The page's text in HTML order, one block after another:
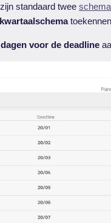
standaard twee
kwartaalschema
voor de deadline